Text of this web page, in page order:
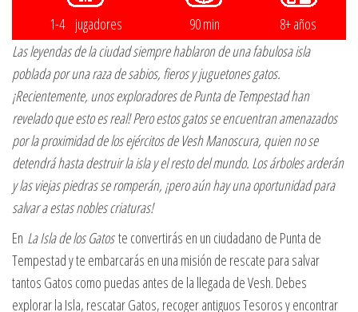
1-4 jugadores 90 min
8+ años
Las leyendas de la ciudad siempre hablaron de una fabulosa isla
poblada por una raza de sabios, fieros y juguetones gatos.
¡Recientemente, unos exploradores de Punta de Tempestad han
revelado que esto es real! Pero estos gatos se encuentran amenazados
por la proximidad de los ejércitos de Vesh Manoscura, quien no se
detendrá hasta destruir la isla y el resto del mundo. Los árboles arderán
y las viejas piedras se romperán, ¡pero aún hay una oportunidad para
salvar a estas nobles criaturas!
En La Isla de los Gatoste convertirás en un ciudadano de Punta de
Tempestad y te embarcarás en una misión de rescate para salvar
tantos Gatos como puedas antes de la llegada de Vesh. Debes
explorar la Isla, rescatar Gatos, recoger antiguos Tesoros y encontrar